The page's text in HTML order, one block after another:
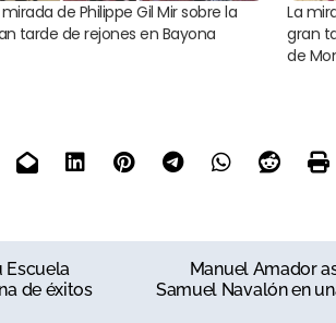
mirada de Philippe Gil Mir sobre la
tarde de rejones en Bayona
La
gran
de
Escuela
de éxitos
Manuel Amador
Samuel Navalón en